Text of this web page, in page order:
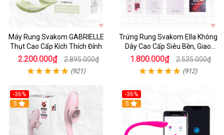
Máy Rung Svakom GABRIELLE
Thụt Cao Cấp Kích Thích Đỉnh
2.200.000₫ 2.895.000₫
(921)
Trứng Rung Svakom Ella Không
Dây Cao Cấp Siêu Bền, Giao
Nhanh
1.800.000₫ 2.535.000₫
(912)
-36%
5
-36%
Hot
5